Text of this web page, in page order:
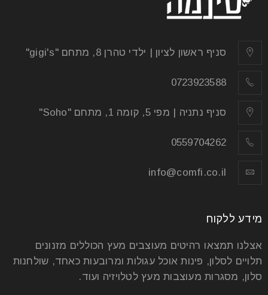
שיגרום לכם להרגיש בבית. כשבוחרים נכון, הבית יהפוך
סניף ראשון לציון | ילדי טהרן 8, מתחם "gigi's"
0723923588
סניף נתניה | מפי 5, קומה 1, מתחם "Soho"
0559704262
info@comfi.co.il
מידע ללקוח
אצלנו תמצאו רהיטים מעוצבים מעץ הכוללים מזנונים
תלויים לסלון, פינות אוכל עגולות ומרובעות כאחד, שולחנות
סלון, מסגרות מעוצבות מעץ לטלויזיה ועוד.